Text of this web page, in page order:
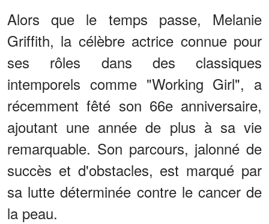
Alors que le temps passe, Melanie
Griffith, la célèbre actrice connue pour
ses rôles dans des classiques
intemporels comme "Working Girl", a
récemment fêté son 66e anniversaire,
ajoutant une année de plus à sa vie
remarquable. Son parcours, jalonné de
succès et d'obstacles, est marqué par
sa lutte déterminée contre le cancer de
la peau.